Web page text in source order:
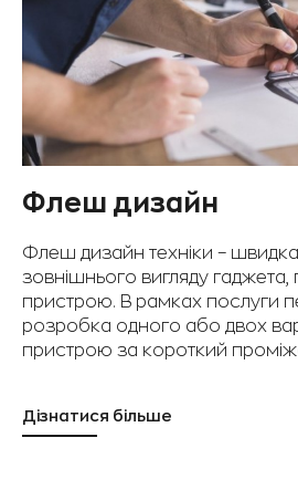
Флеш дизайн
Флеш дизайн техніки –
зовнішнього вигляду гаджета,
пристрою. В рамках послуги
розробка одного або двох
пристрою за короткий
Дізнатися більше